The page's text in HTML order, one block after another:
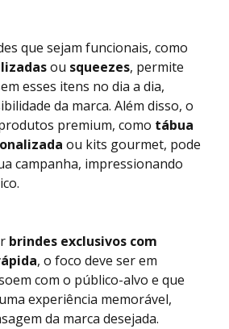
que sejam funcionais, como
ou squeezes, permite
esses itens no dia a dia,
da marca. Além disso, o
premium, como tábua
ou kits gourmet, pode
campanha, impressionando
brindes exclusivos com
, o foco deve ser em
com o público-alvo e que
experiência memorável,
da marca desejada.